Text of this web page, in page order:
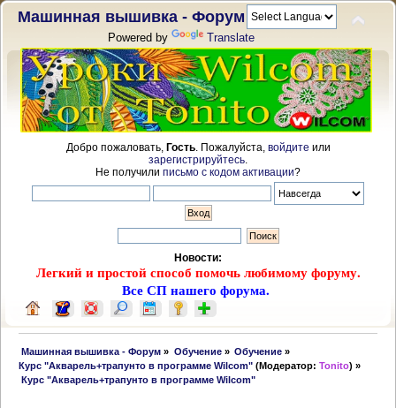
Машинная вышивка - Форум
Powered by Translate
Добро пожаловать, Гость. Пожалуйста, войдите или
зарегистрируйтесь
Не получили письмо с кодом активации?
Новости:
Легкий и простой способ помочь любимому форуму.
Все СП нашего форума.
Машинная вышивка - Форум » Обучение» Обучение »
Курс "Акварель+трапунто в программе Wilcom" (Модератор:Tonito) »
Курс "Акварель+трапунто в программе Wilcom"